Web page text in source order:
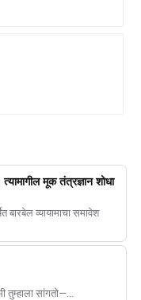
मूक तंत्रज्ञान शोधा
बारबेल व्यायामाचा समावेश
सांगतो—...